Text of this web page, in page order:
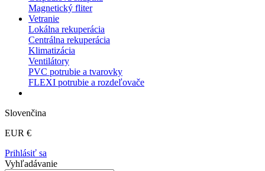
Magnetický fliter
Vetranie
Lokálna rekuperácia
Centrálna rekuperácia
Klimatizácia
Ventilátory
PVC potrubie a tvarovky
FLEXI potrubie a rozdeľovače
Slovenčina
EUR €
Prihlásiť sa
Vyhľadávanie